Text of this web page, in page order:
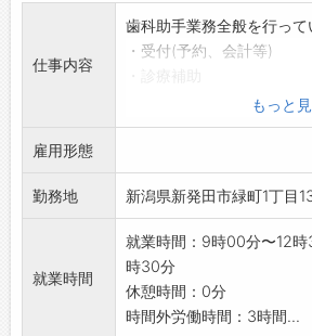
仕事内容
歯科助手業務全般を行って
・受付(予約、会計等)
・その他
・当院は女性院長のもと
フ同士の関係も良好
で、落ち着いた雰囲気の
ら働いています。
・思いやりのあるメンバー
けます。
・できるだけ安定して勤務
もっと
雇用形態
勤務地 新潟県新発田市緑町1丁目
就業時間
就業時間：9時00分〜12
時30分
休憩時間：0分
時間外労働時間：3時間...